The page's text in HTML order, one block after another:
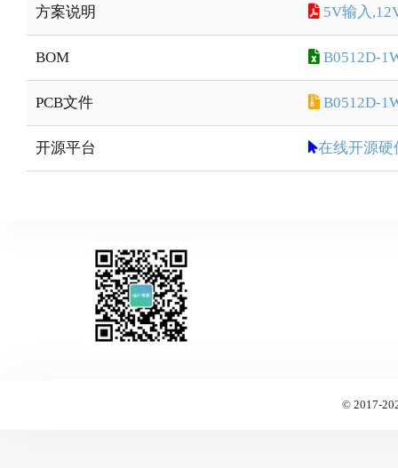
方案说明 5V输入
BOM B0512D-
PCB文件 B0512D-
开源平台 在线开源硬
© 2017-